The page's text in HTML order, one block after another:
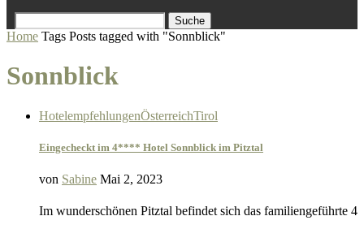
Suche
Home Tags Posts tagged with "Sonnblick"
Sonnblick
HotelempfehlungenÖsterreichTirol
Eingecheckt im 4**** Hotel Sonnblick im Pitztal
von Sabine Mai 2, 2023
Im wunderschönen Pitztal befindet sich das familiengeführte 4